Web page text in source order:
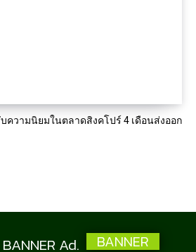
บความนิยมในตลาดสิงคโปร์ 4 เดือนส่งออก
Ad. BANNER